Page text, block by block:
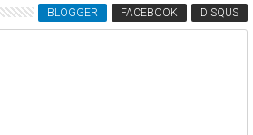
BLOGGER FACEBOOK DISQUS